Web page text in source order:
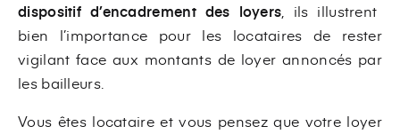
dispositif d’encadrement des loyers , ils illustrent
bien l’importance pour les locataires de rester
vigilant face aux montants de loyer annoncés par
les bailleurs.
Vous êtes locataire et vous pensez que votre loyer